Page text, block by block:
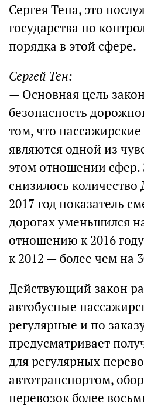
Сергея Тена, это
государства по
порядка в этой сфере.
Сергей Тен:
— Основная цель
безопасность
том, что
являются одной из
этом отношении сфер.
снизилось
2017 год показатель
дорогах уменьшился
отношению к 2016
к 2012 — более чем на
Действующий закон
автобусные
регулярные и по
предусматривает
для регулярных
автотранспортом,
перевозок более